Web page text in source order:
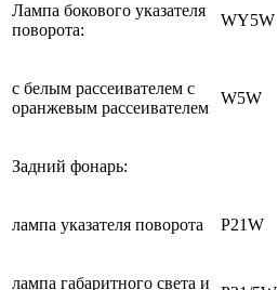
Лампа бокового указателя
поворота:
WY5W
с белым рассеивателем с
оранжевым рассеивателем
W5W
Задний фонарь:
лампа указателя поворота P21W
лампа габаритного света и